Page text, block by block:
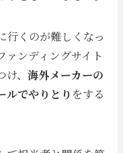
行くのが難しくなっ
ァンディングサイト
け、海外メーカーの
ルでやりとり をする